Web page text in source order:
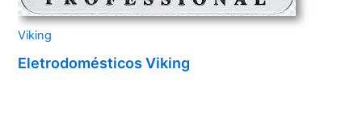
Viking
Eletrodomésticos Viking